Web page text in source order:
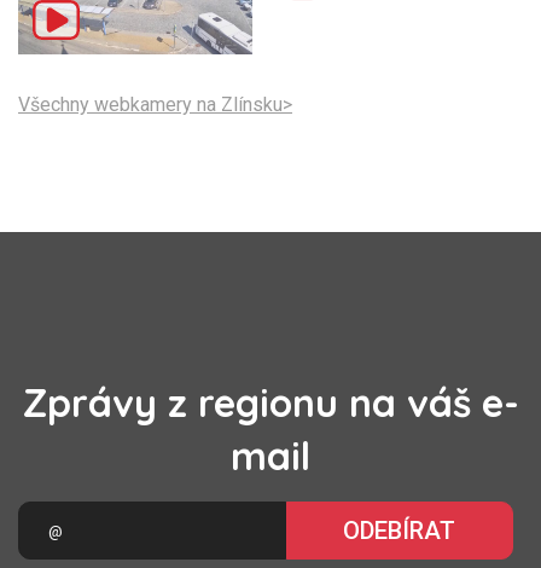
Všechny webkamery na Zlínsku>
Zprávy z regionu na váš e-
mail
ODEBÍRAT